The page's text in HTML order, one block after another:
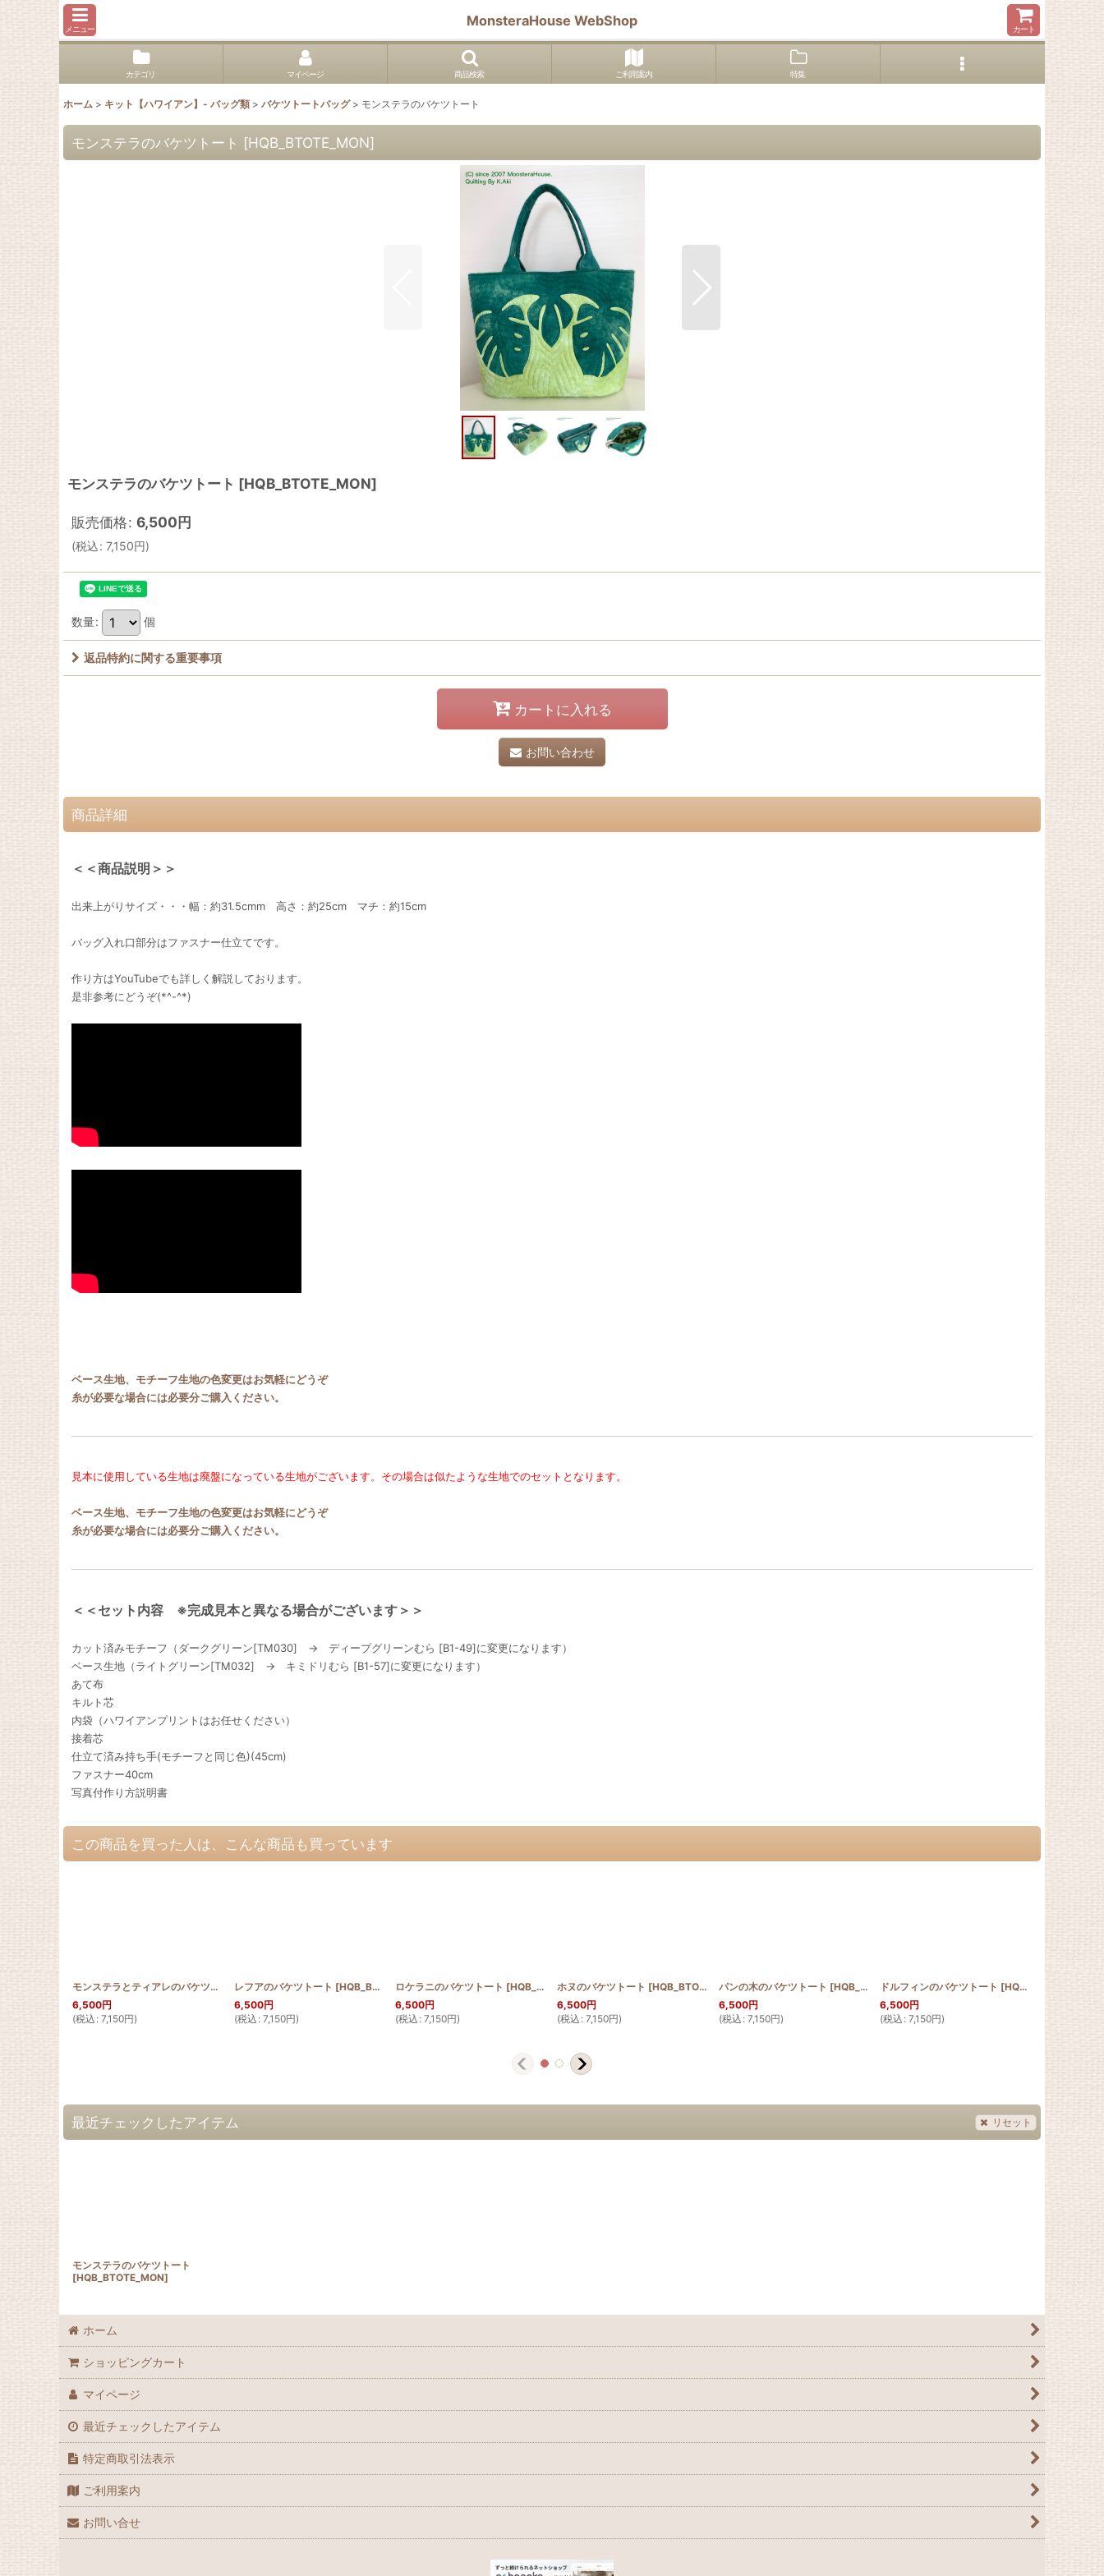
メニュー
MonsteraHouse WebShop
カート
カテゴリ マイページ 商品検索 ご利用案内 特集
ホーム > キット【ハワイアン】- バッグ類 > バケツトートバッグ > モンステラのバケツトート
モンステラのバケツトート [HQB_BTOTE_MON]
モンステラのバケツトート [HQB_BTOTE_MON]
販売価格: 6,500円
(税込: 7,150円)
数量: 個
返品特約に関する重要事項
カートに入れる
お問い合わせ
商品詳細
＜＜商品説明＞＞
出来上がりサイズ・・・幅：約31.5cmm 高さ：約25cm マチ：約15cm
バッグ入れ口部分はファスナー仕立てです。
作り方はYouTubeでも詳しく解説しております。
是非参考にどうぞ(*^-^*)
ベース生地、モチーフ生地の色変更はお気軽にどうぞ
糸が必要な場合には必要分ご購入ください。
見本に使用している生地は廃盤になっている生地がございます。その場合は似たような生地でのセットとなります。
ベース生地、モチーフ生地の色変更はお気軽にどうぞ
糸が必要な場合には必要分ご購入ください。
＜＜セット内容 ※完成見本と異なる場合がございます＞＞
カット済みモチーフ（ダークグリーン[TM030] → ディープグリーンむら [B1-49]に変更になります）
ベース生地（ライトグリーン[TM032] → キミドリむら [B1-57]に変更になります）
あて布
キルト芯
内袋（ハワイアンプリントはお任せください）
接着芯
仕立て済み持ち手(モチーフと同じ色)(45cm)
ファスナー40cm
写真付作り方説明書
この商品を買った人は、こんな商品も買っています
モンステラとティアレのバケツトート [HQB_BTOTE_MON_TIA]
6,500円
(税込 : 7,150円)
レフアのバケツトート [HQB_BTOTE_LEF
]
6,500円
(税込 : 7,150円)
ロケラニのバケツトート [HQB_BTOTE_LO
]
6,500円
(税込 : 7,150円)
ホヌのバケツトート [HQB_BTOTE_HONU
]
6,500円
(税込 : 7,150円)
パンの木のバケツトート [HQB_BTOTE_ULU
]
6,500円
(税込 : 7,150円)
ドルフィンのバケツトート [HQB_BTOTE_DOL
6,500円
(税込 : 7,150円)
最近チェックしたアイテム リセット
モンステラのバケツトート
[HQB_BTOTE_MON]
ホーム
ショッピングカート
マイページ
最近チェックしたアイテム
特定商取引法表示
ご利用案内
お問い合せ